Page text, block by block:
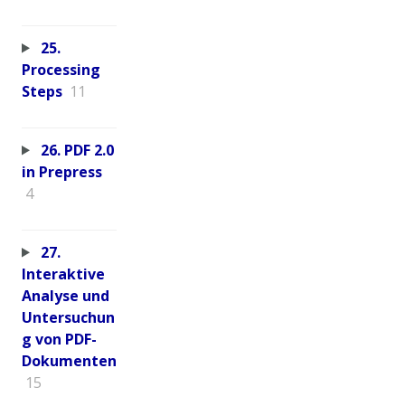
25.
Processing
Steps 11
26. PDF 2.0
in Prepress
4
27.
Interaktive
Analyse und
Untersuchun
g von PDF-
Dokumenten
15